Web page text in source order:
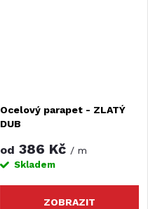
Ocelový parapet - ZLATÝ
DUB
od 386 Kč / m
Skladem
ZOBRAZIT